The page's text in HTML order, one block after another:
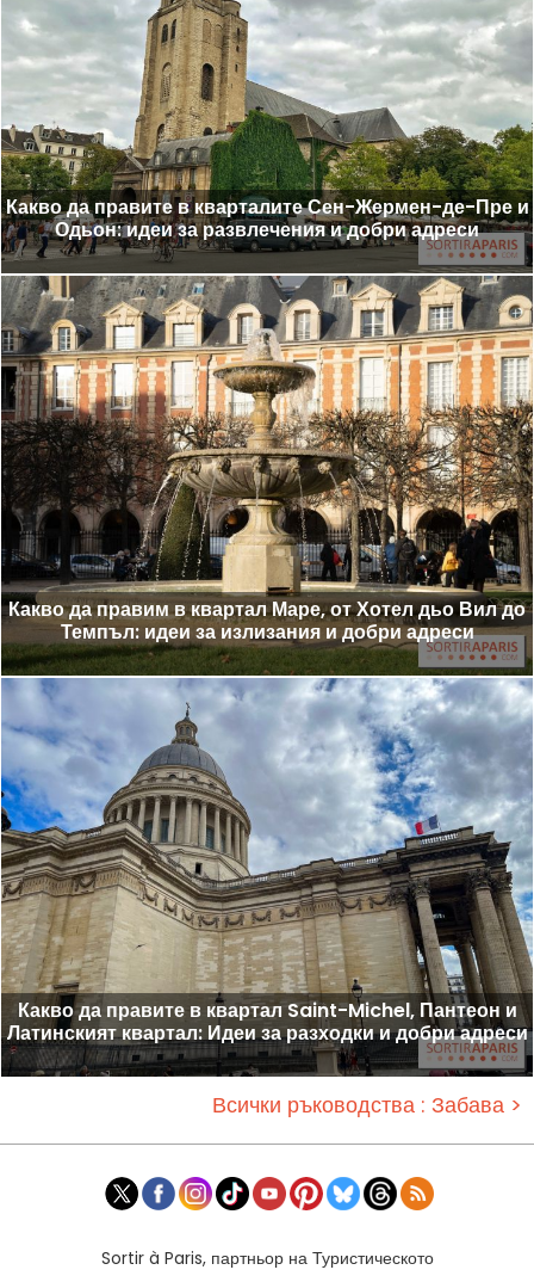
Какво да правите в кварталите Сен-Жермен-де-Пре и
Одьон: идеи за развлечения и добри адреси
Какво да правим в квартал Маре, от Хотел дьо Вил до
Темпъл: идеи за излизания и добри адреси
Какво да правите в квартал Saint-Michel, Пантеон и
Латинският квартал: Идеи за разходки и добри адреси
Всички ръководства : Забава >
Sortir à Paris, партньор на Туристическото